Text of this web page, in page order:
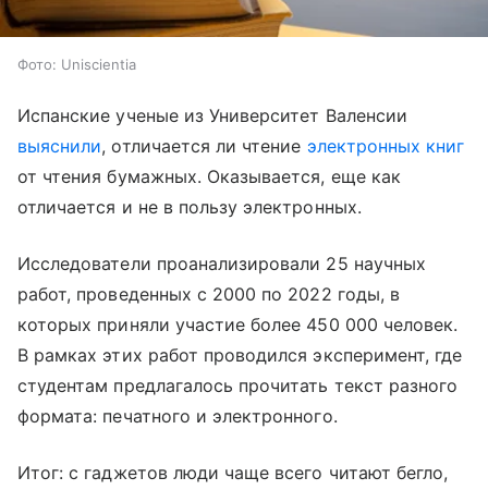
Фото: Uniscientia
Испанские ученые из Университет Валенсии
выяснили, отличается ли чтение электронных книг
от чтения бумажных. Оказывается, еще как
отличается и не в пользу электронных.
Исследователи проанализировали 25 научных
работ, проведенных с 2000 по 2022 годы, в
которых приняли участие более 450 000 человек.
В рамках этих работ проводился эксперимент, где
студентам предлагалось прочитать текст разного
формата: печатного и электронного.
Итог: с гаджетов люди чаще всего читают бегло,